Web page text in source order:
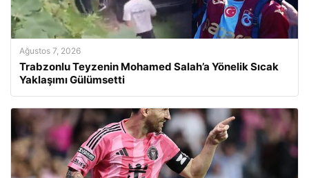
Ağustos 7, 2026
Trabzonlu Teyzenin Mohamed Salah’a Yönelik Sıcak
Yaklaşımı Gülümsetti